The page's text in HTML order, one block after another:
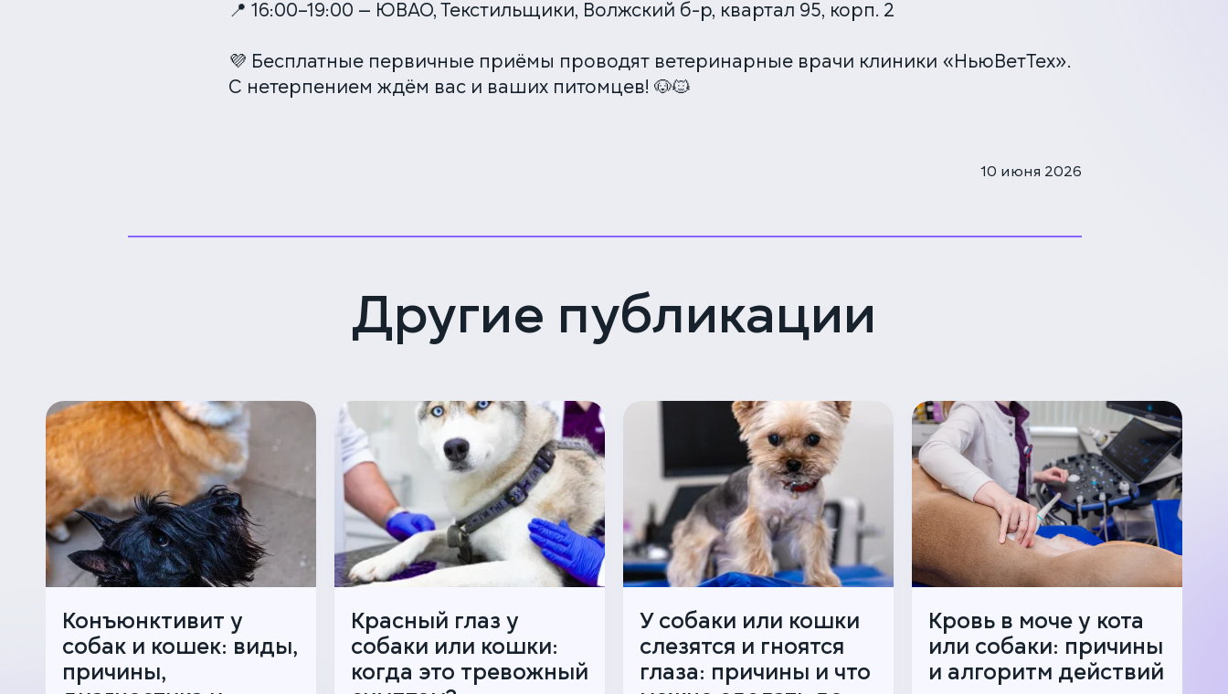
📍 16:00–19:00 — ЮВАО, Текстильщики, Волжский б-р, квартал 95, корп. 2
💜 Бесплатные первичные приёмы проводят ветеринарные врачи клиники «НьюВетТех».
С нетерпением ждём вас и ваших питомцев! 🐶🐱
10 июня 2026
Другие публикации
Конъюнктивит у
собак и кошек: виды,
причины,
Красный глаз у
собаки или кошки:
когда это тревожный
У собаки или кошки
слезятся и гноятся
глаза: причины и что
Кровь в моче у кота
или собаки: причины
и алгоритм действий